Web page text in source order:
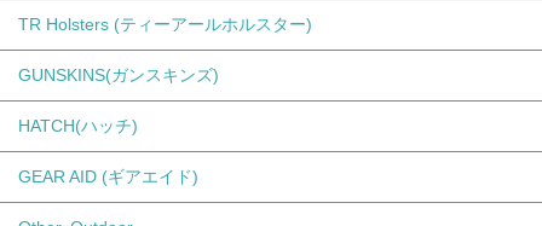
TR Holsters (ティーアールホルスター)
GUNSKINS(ガンスキンズ)
HATCH(ハッチ)
GEAR AID (ギアエイド)